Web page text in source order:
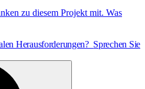
zu diesem Projekt mit. Was
Herausforderungen? Sprechen Sie